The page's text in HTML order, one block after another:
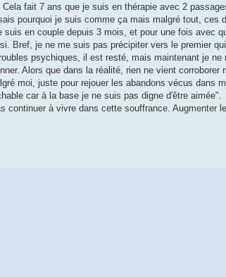
fait 7 ans que je suis en thérapie avec 2
pourquoi je suis comme ça mais malgré tout, ces
en couple depuis 3 mois, et pour une fois avec
Bref, je ne me suis pas précipiter vers le premier
psychiques, il est resté, mais maintenant je ne
Alors que dans la réalité, rien ne vient corroborer
moi, juste pour rejouer les abandons vécus dans
car à la base je ne suis pas digne d'être aimée".
continuer à vivre dans cette souffrance. Augmenter